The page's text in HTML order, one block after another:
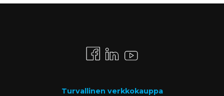
Turvallinen verkkokauppa